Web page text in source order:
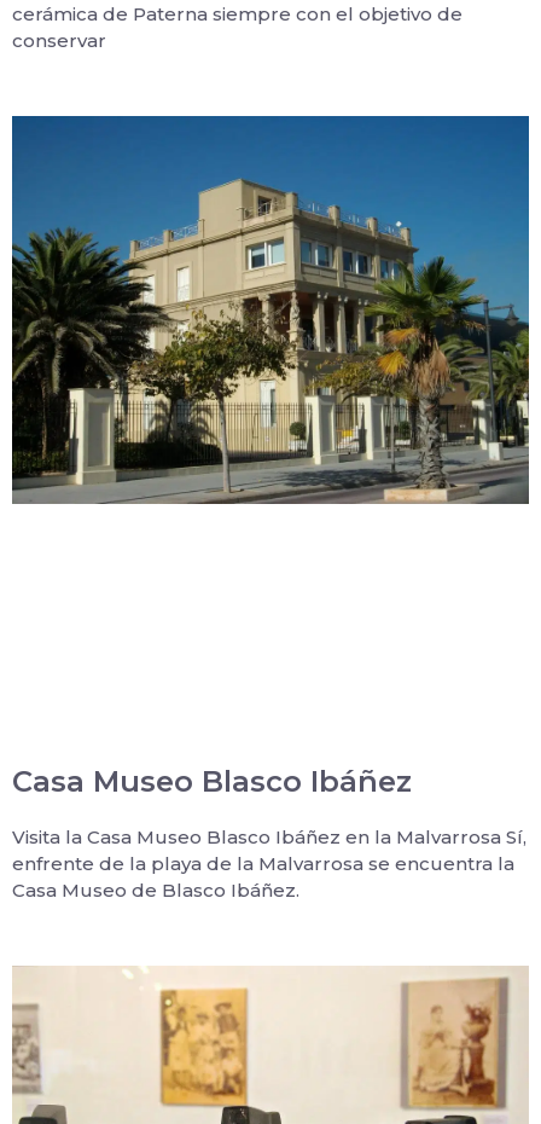
cerámica de Paterna siempre con el objetivo de
conservar
Casa Museo Blasco Ibáñez
Visita la Casa Museo Blasco Ibáñez en la Malvarrosa Sí,
enfrente de la playa de la Malvarrosa se encuentra la
Casa Museo de Blasco Ibáñez.